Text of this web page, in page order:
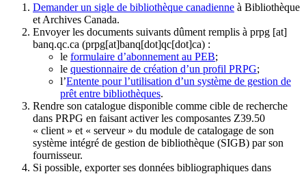
Demander un sigle de bibliothèque canadienne à Bibliothèque
et Archives Canada.
Envoyer les documents suivants dûment remplis à prpg [at]
banq.qc.ca (prpg[at]banq[dot]qc[dot]ca) :
le formulaire d’abonnement au PEB;
le questionnaire de création d’un profil PRPG;
l’Entente pour l’utilisation d’un système de gestion de
prêt entre bibliothèques.
Rendre son catalogue disponible comme cible de recherche
dans PRPG en faisant activer les composantes Z39.50
« client » et « serveur » du module de catalogage de son
système intégré de gestion de bibliothèque (SIGB) par son
fournisseur.
Si possible, exporter ses données bibliographiques dans